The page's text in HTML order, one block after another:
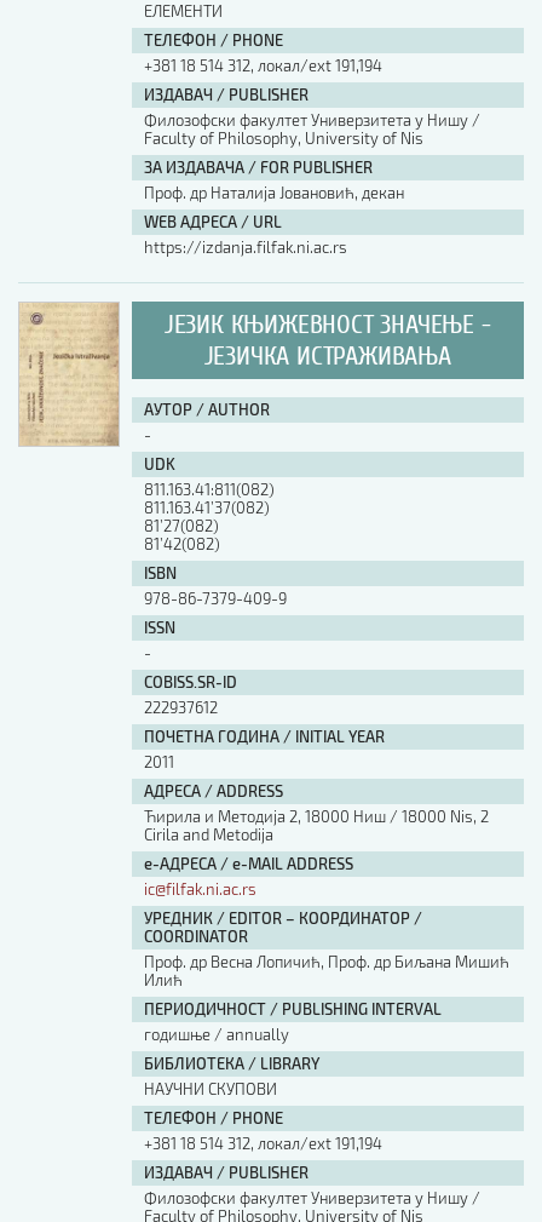
ЕЛЕМЕНТИ
ТЕЛЕФОН / PHONE
+381 18 514 312, локал/ext 191,194
ИЗДАВАЧ / PUBLISHER
Филозофски факултет Универзитета у Нишу /
Faculty of Philosophy, University of Nis
ЗА ИЗДАВАЧА / FOR PUBLISHER
Проф. др Наталија Јовановић, декан
WEB АДРЕСА / URL
https://izdanja.filfak.ni.ac.rs
ЈЕЗИК КЊИЖЕВНОСТ ЗНАЧЕЊЕ -
ЈЕЗИЧКА ИСТРАЖИВАЊА
АУТОР / AUTHOR
-
UDK
811.163.41:811(082)
811.163.41’37(082)
81’27(082)
81’42(082)
ISBN
978-86-7379-409-9
ISSN
-
COBISS.SR-ID
222937612
ПОЧЕТНА ГОДИНА / INITIAL YEAR
2011
АДРЕСА / ADDRESS
Ћирила и Методија 2, 18000 Ниш / 18000 Nis, 2
Cirila and Metodija
е-АДРЕСА / e-MAIL ADDRESS
ic@filfak.ni.ac.rs
УРЕДНИК / EDITOR – КООРДИНАТОР /
COORDINATOR
Проф. др Весна Лопичић, Проф. др Биљана Мишић
Илић
ПЕРИОДИЧНОСТ / PUBLISHING INTERVAL
годишње / annually
БИБЛИОТЕКА / LIBRARY
НАУЧНИ СКУПОВИ
ТЕЛЕФОН / PHONE
+381 18 514 312, локал/ext 191,194
ИЗДАВАЧ / PUBLISHER
Филозофски факултет Универзитета у Нишу /
Faculty of Philosophy, University of Nis